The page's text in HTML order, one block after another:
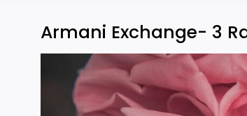
Armani Exchange- 3